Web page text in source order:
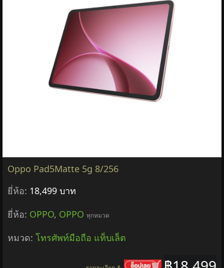
Oppo Pad5Matte 5g 8/256
ยี่ห้อ: 18,499 บาท
ยี่ห้อ: OPPO, OPPO ทุกหมวด
หมวด: โทรศัพท์มือถือ แท็บเล็ต